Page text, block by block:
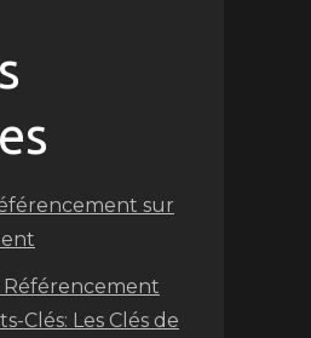
sur
Clés: Les Clés de